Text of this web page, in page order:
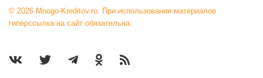
© 2026 Mnogo-Kreditov.ru. При использовании материалов
гиперссылка на сайт обязательна.